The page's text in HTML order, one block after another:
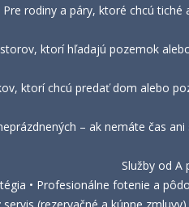
Pre rodiny a páry, ktoré chcú tiché
ktorí hľadajú pozemok
ktorí chcú predať dom alebo
– ak nemáte čas
Služby od A
• Profesionálne fotenie a
servis (rezervačné a kúpne